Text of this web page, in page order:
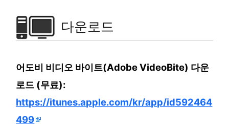
다운로드
어도비 비디오 바이트(Adobe VideoBite) 다운
로드 (무료):
https://itunes.apple.com/kr/app/id592464
499